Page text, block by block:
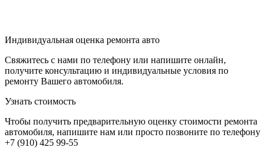
Индивидуальная оценка ремонта авто
Свяжитесь с нами по телефону или напишите онлайн,
получите консультацию и индивидуальные условия по
ремонту Вашего автомобиля.
Узнать стоимость
Чтобы получить предварительную оценку стоимости ремонта
автомобиля, напишите нам или просто позвоните по телефону
+7 (910) 425 99-55